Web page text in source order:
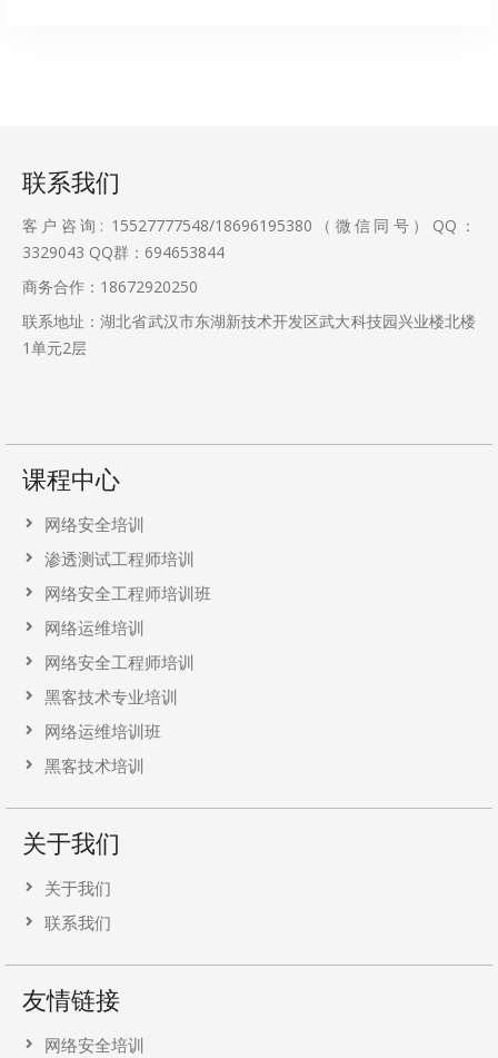
联系我们
客户咨询: 15527777548/18696195380（微信同号）QQ：
3329043 QQ群：694653844
商务合作：18672920250
联系地址：湖北省武汉市东湖新技术开发区武大科技园兴业楼北楼
1单元2层
课程中心
网络安全培训
渗透测试工程师培训
网络安全工程师培训班
网络运维培训
网络安全工程师培训
黑客技术专业培训
网络运维培训班
黑客技术培训
关于我们
关于我们
联系我们
友情链接
网络安全培训